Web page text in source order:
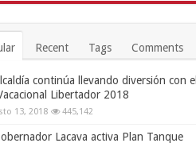
Recent Tags Comments
continúa llevando diversión con el
Libertador 2018
13, 2018 445,142
Lacava activa Plan Tanque